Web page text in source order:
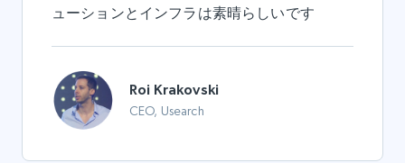
ューションとインフラは素晴らしいです
Roi Krakovski
CEO, Usearch